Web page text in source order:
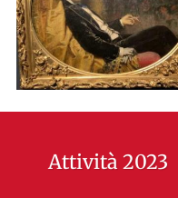
Attività 2023